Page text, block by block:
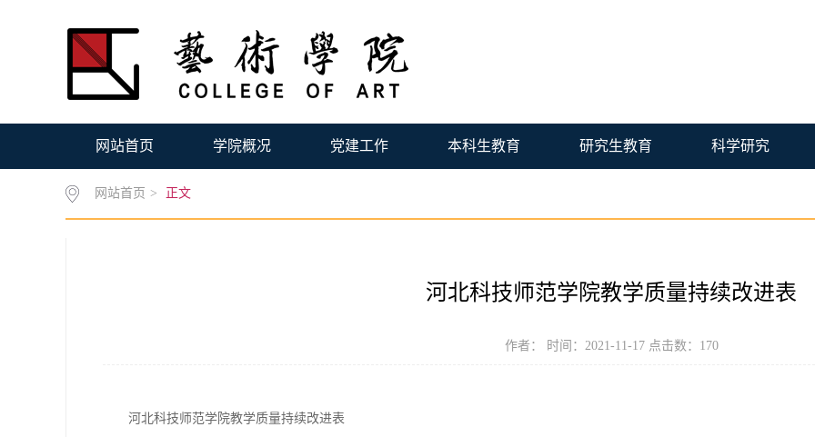
网站首页 学院概况 党建工作 本科生教育 研究生教育 科学研究
网站首页 > 正文
河北科技师范学院教学质量持续改进表
作者： 时间：2021-11-17 点击数： 170
河北科技师范学院教学质量持续改进表